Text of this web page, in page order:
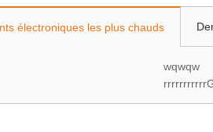
électroniques les plus chauds
wqwqw